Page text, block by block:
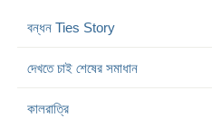
বন্ধন Ties Story
দেখতে চাই শেষের সমাধান
কালরাত্রি